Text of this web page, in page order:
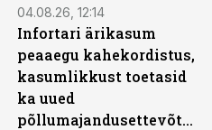
04.08.26, 12:14
Infortari ärikasum
peaaegu kahekordistus,
kasumlikkust toetasid
ka uued
põllumajandusettevõtted